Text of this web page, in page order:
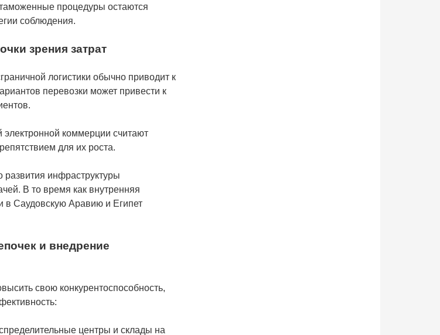
процедуры остаются
соблюдения.
зрения затрат
логистики обычно приводит к
перевозки может привести к
коммерции считают
для их роста.
развития инфраструктуры
В то время как внутренняя
в Саудовскую Аравию и Египет
и внедрение
свою конкурентоспособность,
центры и склады на